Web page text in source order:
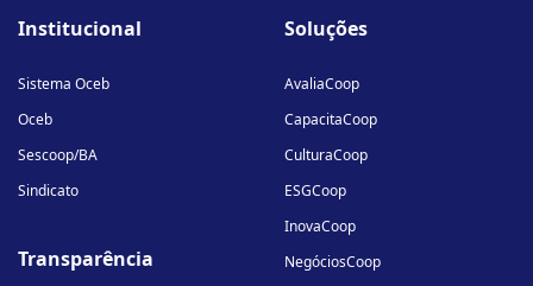
linkedin-
instagram
youtube
Institucional
Sistema Oceb
Oceb
Sescoop/BA
Sindicato
Transparência
Soluções
AvaliaCoop
CapacitaCoop
CulturaCoop
ESGCoop
InovaCoop
NegóciosCoop